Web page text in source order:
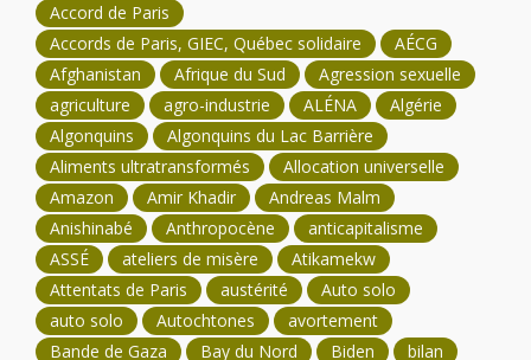
Accord de Paris
Accords de Paris, GIEC, Québec solidaire
AÉCG
Afghanistan
Afrique du Sud
Agression sexuelle
agriculture
agro-industrie ALÉNA
Algérie
Algonquins
Algonquins du Lac Barrière
Aliments ultratransformés
Allocation universelle
Amazon
Amir Khadir
Andreas Malm
Anishinabé
Anthropocène
anticapitalisme
ASSÉ
ateliers de misère
Atikamekw
Attentats de Paris
austérité
Auto solo
auto solo
Autochtones
avortement
Bande de Gaza
Bay du Nord Biden bilan